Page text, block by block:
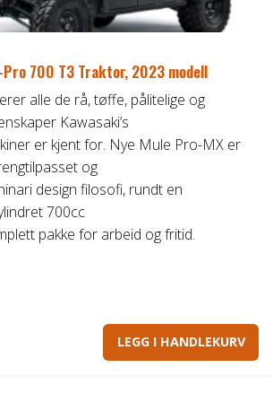
Pro 700 T3 Traktor, 2023 modell
alle de rå, tøffe, pålitelige og
Kawasaki’s
er kjent for. Nye Mule Pro-MX er
og
design filosofi, rundt en
700cc
pakke for arbeid og fritid.
LEGG I HANDLEKURV